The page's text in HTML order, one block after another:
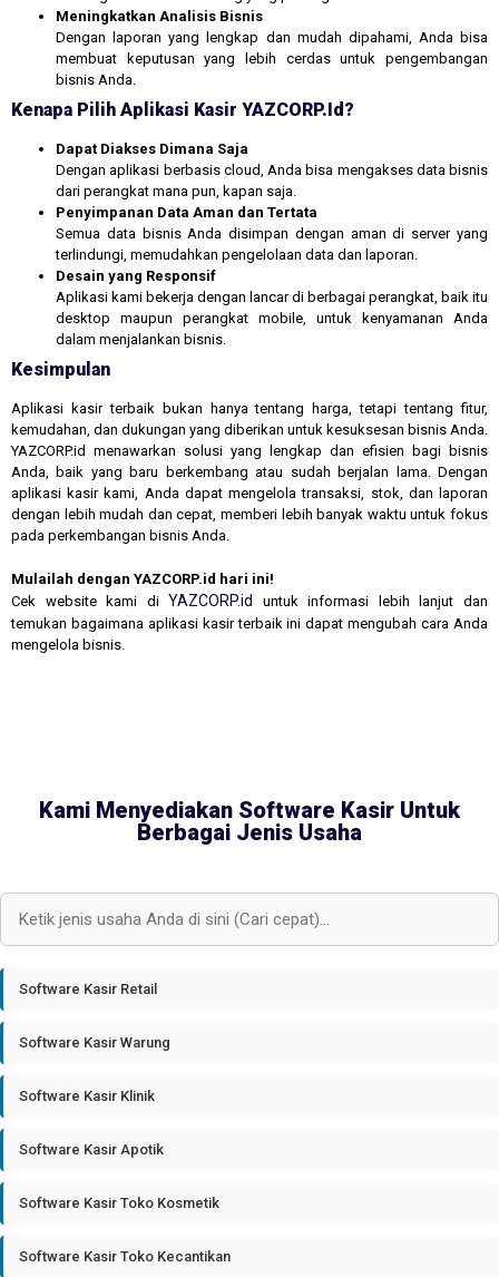
Meningkatkan Analisis Bisnis
Dengan laporan yang lengkap dan mudah dipahami, Anda bisa
membuat keputusan yang lebih cerdas untuk pengembangan
bisnis Anda.
Kenapa Pilih Aplikasi Kasir YAZCORP.id?
Dapat Diakses Dimana Saja
Dengan aplikasi berbasis cloud, Anda bisa mengakses data bisnis
dari perangkat mana pun, kapan saja.
Penyimpanan Data Aman dan Tertata
Semua data bisnis Anda disimpan dengan aman di server yang
terlindungi, memudahkan pengelolaan data dan laporan.
Desain yang Responsif
Aplikasi kami bekerja dengan lancar di berbagai perangkat, baik itu
desktop maupun perangkat mobile, untuk kenyamanan Anda
dalam menjalankan bisnis.
Kesimpulan
Aplikasi kasir terbaik bukan hanya tentang harga, tetapi tentang fitur,
kemudahan, dan dukungan yang diberikan untuk kesuksesan bisnis Anda.
YAZCORP.id menawarkan solusi yang lengkap dan efisien bagi bisnis
Anda, baik yang baru berkembang atau sudah berjalan lama. Dengan
aplikasi kasir kami, Anda dapat mengelola transaksi, stok, dan laporan
dengan lebih mudah dan cepat, memberi lebih banyak waktu untuk fokus
pada perkembangan bisnis Anda.
Mulailah dengan YAZCORP.id hari ini!
Cek website kami di YAZCORP.id
untuk informasi lebih lanjut dan
temukan bagaimana aplikasi kasir terbaik ini dapat mengubah cara Anda
mengelola bisnis.
Kami Menyediakan Software Kasir Untuk
Berbagai Jenis Usaha
Software Kasir Retail
Software Kasir Warung
Software Kasir Klinik
Software Kasir Apotik
Software Kasir Toko Kosmetik
Software Kasir Toko Kecantikan